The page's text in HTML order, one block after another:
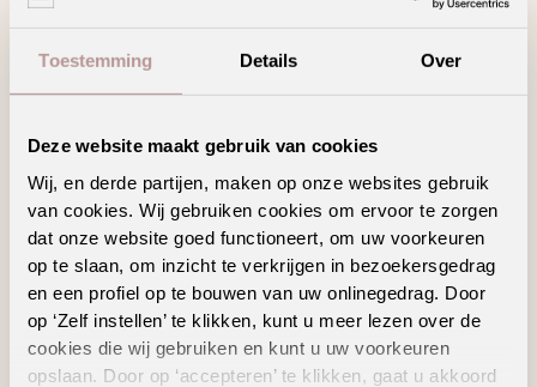
Toestemming Details Over
Deze website maakt gebruik van cookies
Wij, en derde partijen, maken op onze websites gebruik
van cookies. Wij gebruiken cookies om ervoor te zorgen
dat onze website goed functioneert, om uw voorkeuren
op te slaan, om inzicht te verkrijgen in bezoekersgedrag
en een profiel op te bouwen van uw onlinegedrag. Door
op ‘Zelf instellen’ te klikken, kunt u meer lezen over de
cookies die wij gebruiken en kunt u uw voorkeuren
opslaan. Door op ‘accepteren’ te klikken, gaat u akkoord
Bekijk in je eigen ruimte
Product kenmerken
Meer veiligheid dankzij een anti-slip laag